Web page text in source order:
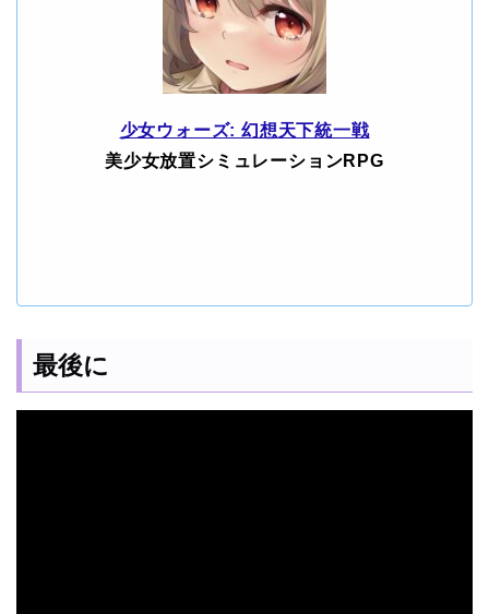
少女ウォーズ: 幻想天下統一戦
美少女放置シミュレーションRPG
最後に